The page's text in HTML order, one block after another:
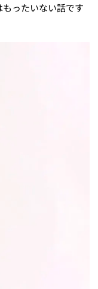
ったいない話です